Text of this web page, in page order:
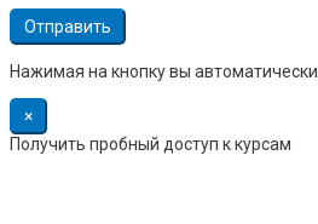
Нажимая на кнопку вы
×
Получить пробный доступ к курсам